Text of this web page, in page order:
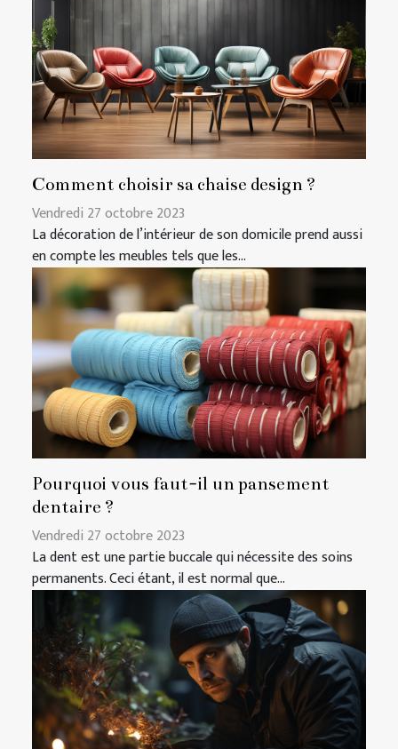
Comment choisir sa chaise design ?
Vendredi 27 octobre 2023
La décoration de l’intérieur de son domicile prend aussi
en compte les meubles tels que les...
Pourquoi vous faut-il un pansement
dentaire ?
Vendredi 27 octobre 2023
La dent est une partie buccale qui nécessite des soins
permanents. Ceci étant, il est normal que...